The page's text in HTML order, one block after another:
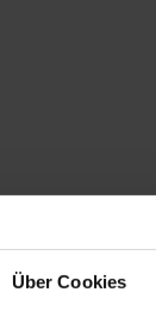
Über Cookies